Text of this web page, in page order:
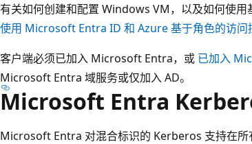
有关如何创建和配置 Windows VM，以及如何使
使用 Microsoft Entra ID 和 Azure 基于角色的访
客户端必须已加入 Microsoft Entra，或 已加入
Microsoft Entra 域服务或仅加入 AD。
Microsoft Entra
Microsoft Entra 对混合标识的 Kerberos 支持在所